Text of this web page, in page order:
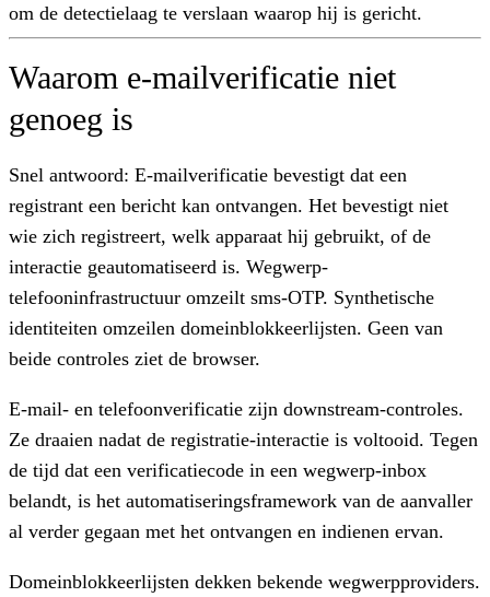
om de detectielaag te verslaan waarop hij is gericht.
Waarom e-mailverificatie niet
genoeg is
Snel antwoord: E-mailverificatie bevestigt dat een
registrant een bericht kan ontvangen. Het bevestigt niet
wie zich registreert, welk apparaat hij gebruikt, of de
interactie geautomatiseerd is. Wegwerp-
telefooninfrastructuur omzeilt sms-OTP. Synthetische
identiteiten omzeilen domeinblokkeerlijsten. Geen van
beide controles ziet de browser.
E-mail- en telefoonverificatie zijn downstream-controles.
Ze draaien nadat de registratie-interactie is voltooid. Tegen
de tijd dat een verificatiecode in een wegwerp-inbox
belandt, is het automatiseringsframework van de aanvaller
al verder gegaan met het ontvangen en indienen ervan.
Domeinblokkeerlijsten dekken bekende wegwerpproviders.